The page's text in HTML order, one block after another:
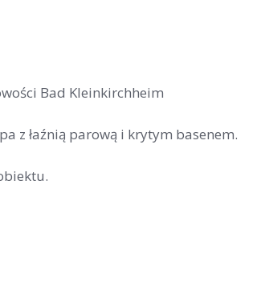
Bad Kleinkirchheim
z łaźnią parową i krytym basenem.